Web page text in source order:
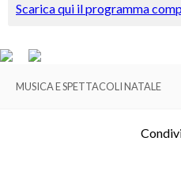
Scarica qui il programma
MUSICA E SPETTACOLI NATALE